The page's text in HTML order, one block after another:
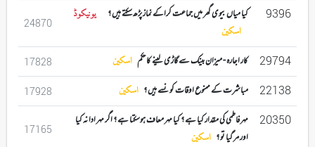
9396 کیا میاں بیوی گھر میں جماعت کراکے نماز پڑھ سکتے ہیں ؟
یونیکوڈ
اسکین
24870
29794 کار اجارہ - میزان بینک سے گاڑی لینے کا حکم اسکین 17828
22138 مباشرت کے ممنوع اوقات کونسے ہیں ؟ اسکین 17928
20350
مہر فاطمی کی مقدار کیا ہے ؟ کیا مہر معاف ہوسکتا ہے ؟ اگر مہر ادا نہ کیا
اور مر گیا تو ؟ اسکین
17165